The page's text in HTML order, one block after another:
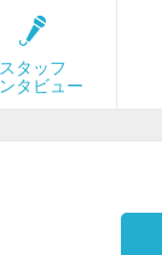
タッフ
タビュー